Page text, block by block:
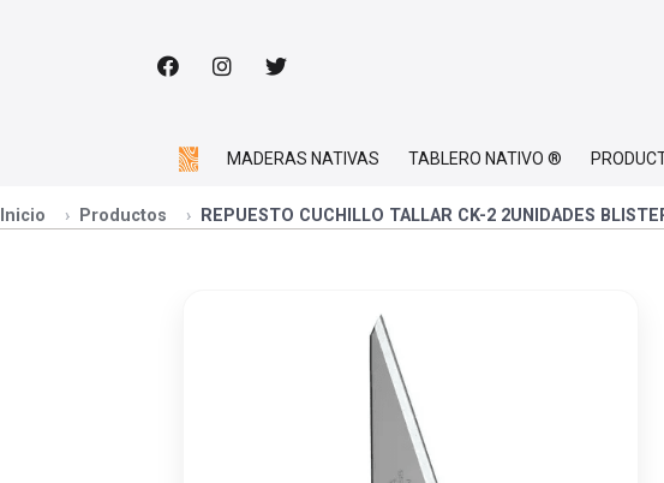
MADERAS NATIVAS TABLERO NATIVO ®
Inicio Productos REPUESTO CUCHILLO TALLAR CK-2 2UNIDADES